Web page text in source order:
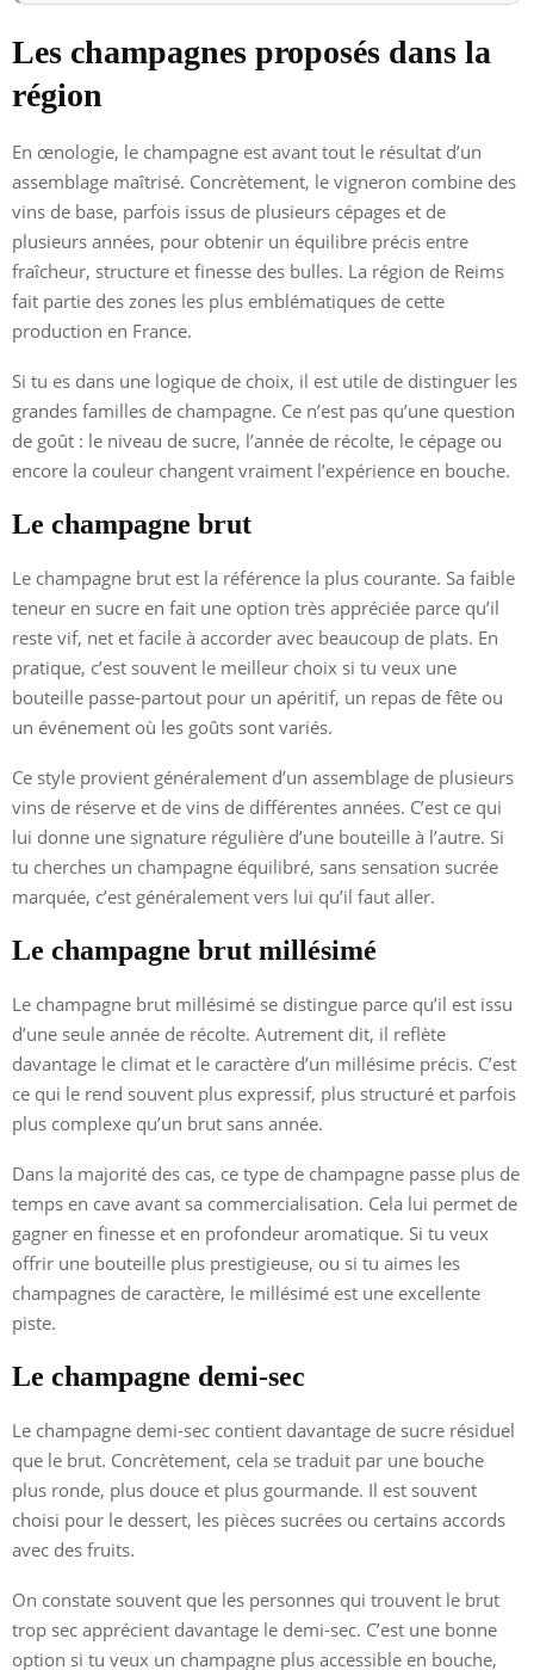
Les champagnes proposés dans la
région
En œnologie, le champagne est avant tout le résultat d’un
assemblage maîtrisé. Concrètement, le vigneron combine des
vins de base, parfois issus de plusieurs cépages et de
plusieurs années, pour obtenir un équilibre précis entre
fraîcheur, structure et finesse des bulles. La région de Reims
fait partie des zones les plus emblématiques de cette
production en France.
Si tu es dans une logique de choix, il est utile de distinguer les
grandes familles de champagne. Ce n’est pas qu’une question
de goût : le niveau de sucre, l’année de récolte, le cépage ou
encore la couleur changent vraiment l’expérience en bouche.
Le champagne brut
Le champagne brut est la référence la plus courante. Sa faible
teneur en sucre en fait une option très appréciée parce qu’il
reste vif, net et facile à accorder avec beaucoup de plats. En
pratique, c’est souvent le meilleur choix si tu veux une
bouteille passe-partout pour un apéritif, un repas de fête ou
un événement où les goûts sont variés.
Ce style provient généralement d’un assemblage de plusieurs
vins de réserve et de vins de différentes années. C’est ce qui
lui donne une signature régulière d’une bouteille à l’autre. Si
tu cherches un champagne équilibré, sans sensation sucrée
marquée, c’est généralement vers lui qu’il faut aller.
Le champagne brut millésimé
Le champagne brut millésimé se distingue parce qu’il est issu
d’une seule année de récolte. Autrement dit, il reflète
davantage le climat et le caractère d’un millésime précis. C’est
ce qui le rend souvent plus expressif, plus structuré et parfois
plus complexe qu’un brut sans année.
Dans la majorité des cas, ce type de champagne passe plus de
temps en cave avant sa commercialisation. Cela lui permet de
gagner en finesse et en profondeur aromatique. Si tu veux
offrir une bouteille plus prestigieuse, ou si tu aimes les
champagnes de caractère, le millésimé est une excellente
piste.
Le champagne demi-sec
Le champagne demi-sec contient davantage de sucre résiduel
que le brut. Concrètement, cela se traduit par une bouche
plus ronde, plus douce et plus gourmande. Il est souvent
choisi pour le dessert, les pièces sucrées ou certains accords
avec des fruits.
On constate souvent que les personnes qui trouvent le brut
trop sec apprécient davantage le demi-sec. C’est une bonne
option si tu veux un champagne plus accessible en bouche,